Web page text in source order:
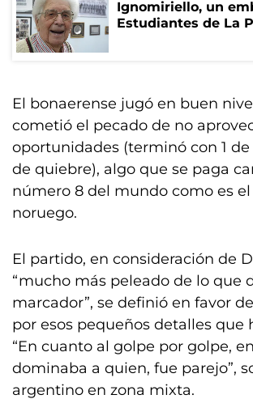
Ignomiriello, un
Estudiantes de La
El bonaerense jugó en buen
cometió el pecado de no
oportunidades (terminó con 1
de quiebre), algo que se paga
número 8 del mundo como es el
noruego.
El partido, en consideración de
“mucho más peleado de lo que
marcador”, se definió en favor
por esos pequeños detalles que
“En cuanto al golpe por golpe,
dominaba a quien, fue parejo”,
argentino en zona mixta.